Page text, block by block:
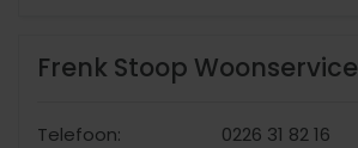
Frenk Stoop Woonservice
Telefoon:
0226 31 82 16